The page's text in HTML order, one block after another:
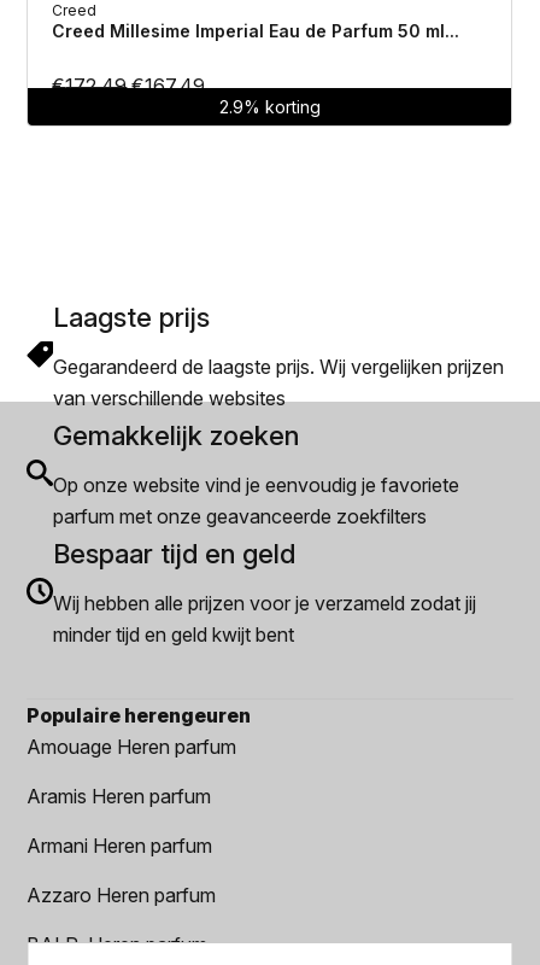
Creed
Creed Millesime Imperial Eau de Parfum 50 ml...
€172.49Oorspronkelijke
€167.49Huidige
prijs
2.9% korting
Laagste prijs
Gegarandeerd de laagste prijs. Wij vergelijken prijzen
van verschillende websites
Gemakkelijk zoeken
Op onze website vind je eenvoudig je favoriete
parfum met onze geavanceerde zoekfilters
Bespaar tijd en geld
Wij hebben alle prijzen voor je verzameld zodat jij
minder tijd en geld kwijt bent
Populaire herengeuren
Amouage Heren parfum
Aramis Heren parfum
Armani Heren parfum
Azzaro Heren parfum
BALR. Heren parfum